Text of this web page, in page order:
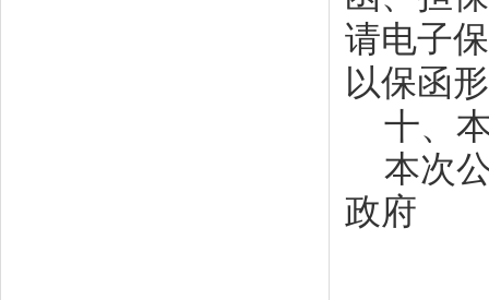
请电子
以保函
十、
本次
政府